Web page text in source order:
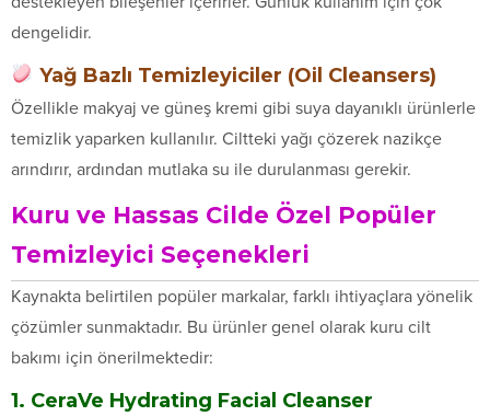
dengelidir.
Yağ Bazlı Temizleyiciler (Oil Cleansers)
Özellikle makyaj ve güneş kremi gibi suya dayanıklı ürünlerle
temizlik yaparken kullanılır. Ciltteki yağı çözerek nazikçe
arındırır, ardından mutlaka su ile durulanması gerekir.
Kuru ve Hassas Cilde Özel Popüler
Temizleyici Seçenekleri
Kaynakta belirtilen popüler markalar, farklı ihtiyaçlara yönelik
çözümler sunmaktadır. Bu ürünler genel olarak kuru cilt
bakımı için önerilmektedir:
1. CeraVe Hydrating Facial Cleanser